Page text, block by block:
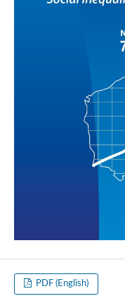
PDF (English)